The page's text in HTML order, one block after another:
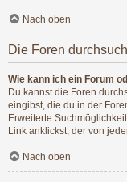
Nach oben
Die Foren
Wie kann ich ein Forum
Du kannst die Foren
eingibst, die du in der
Erweiterte
Link anklickst, der von
Nach oben